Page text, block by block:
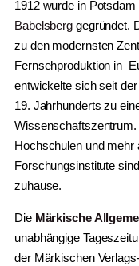
1912 wurde in Potsdam
Babelsberg gegründet.
zu den modernsten
Fernsehproduktion in
entwickelte sich seit
19. Jahrhunderts zu
Wissenschaftszentrum.
Hochschulen und mehr
Forschungsinstitute
zuhause.
Die Märkische
unabhängige
der Märkischen